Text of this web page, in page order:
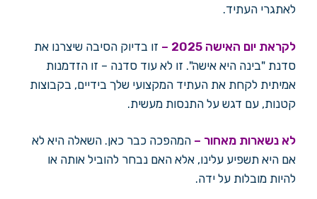
לאתגרי העתיד.
לקראת יום האישה 2025 –
זו בדיוק הסיבה שיצרנו את
סדנת "בינה היא אישה". זו לא עוד סדנה – זו הזדמנות
אמיתית לקחת את העתיד המקצועי שלך בידיים, בקבוצות
קטנות, עם דגש על התנסות מעשית.
לא נשארות מאחור – המהפכה כבר כאן. השאלה היא לא
אם היא תשפיע עלינו, אלא האם נבחר להוביל אותה או
להיות מובלות על ידה.